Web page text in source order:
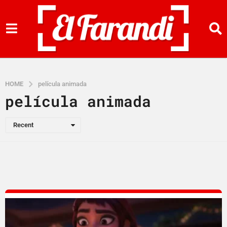
HOME película animada
película animada
Recent